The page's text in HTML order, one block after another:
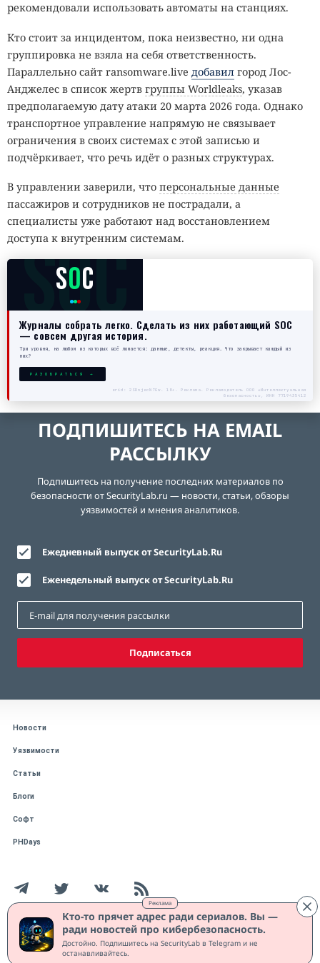
Реклама
Кто-то прячет адрес ради сериалов. Вы —
ради новостей про кибербезопасность.
Достойно. Подпишитесь на SecurityLab в Telegram и не
останавливайтесь.
рекомендовали использовать автоматы на станциях.
Кто стоит за инцидентом, пока неизвестно, ни одна
группировка не взяла на себя ответственность.
Параллельно сайт ransomware.live добавил город Лос-
Анджелес в список жертв группы Worldleaks, указав
предполагаемую дату атаки 20 марта 2026 года. Однако
транспортное управление напрямую не связывает
ограничения в своих системах с этой записью и
подчёркивает, что речь идёт о разных структурах.
В управлении заверили, что персональные данные
пассажиров и сотрудников не пострадали, а
специалисты уже работают над восстановлением
доступа к внутренним системам.
SOC
SOC
Журналы собрать легко. Сделать из них работающий SOC
— совсем другая история.
Три уровня, на любом из которых всё ломается: данные, детекты, реакция. Что закрывает каждый из
них?
РАЗОБРАТЬСЯ →
erid: 2SDnjecN7Gw. 18+. Реклама. Рекламодатель ООО «Интеллектуальная
безопасность», ИНН 7719435412
ПОДПИШИТЕСЬ НА EMAIL
РАССЫЛКУ
Подпишитесь на получение последних материалов по
безопасности от SecurityLab.ru — новости, статьи, обзоры
уязвимостей и мнения аналитиков.
Ежедневный выпуск от SecurityLab.Ru
Еженедельный выпуск от SecurityLab.Ru
Подписаться
Новости
Уязвимости
Статьи
Блоги
Софт
PHDays
Работает на CMS "1С-Битрикс: Управление сайтом"
Защищено CURATOR